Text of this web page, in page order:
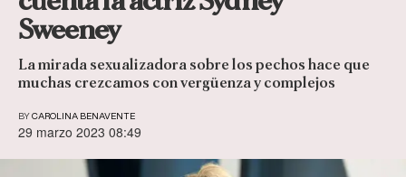
Sweeney
La mirada sexualizadora sobre los pechos hace que
muchas crezcamos con vergüenza y complejos
BY CAROLINA BENAVENTE
29 marzo 2023 08:49